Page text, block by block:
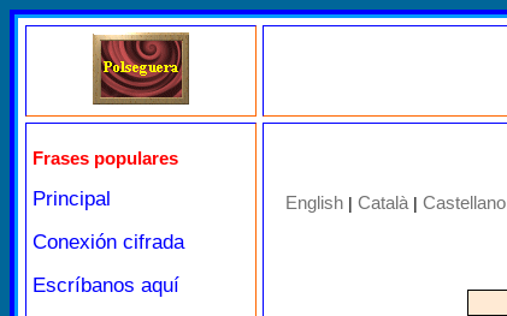
Frases populares
Principal
Conexión cifrada
Escríbanos aquí
English | Català| Castellano